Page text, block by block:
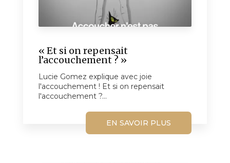
« Et si on repensait
l’accouchement ? »
Lucie Gomez explique avec joie
l'accouchement ! Et si on repensait
l'accouchement ?...
EN SAVOIR PLUS